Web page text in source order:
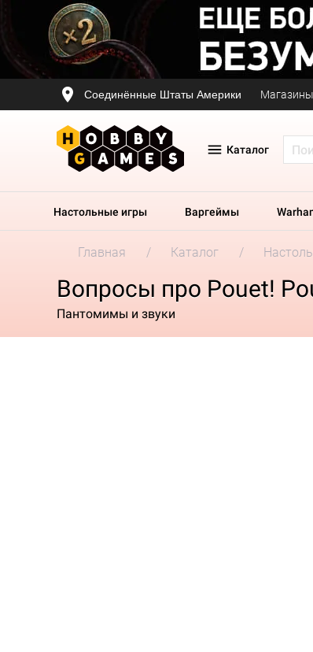
Соединённые Штаты Америки Магазины
Каталог
Настольные игры Варгеймы
Главная Каталог
Вопросы про Pouet!
Пантомимы и звуки